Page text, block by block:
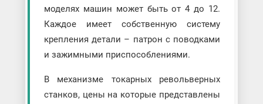
моделях машин может быть от 4 до 12.
Каждое имеет собственную систему
крепления детали – патрон с поводками
и зажимными приспособлениями.
В механизме токарных револьверных
станков, цены на которые представлены